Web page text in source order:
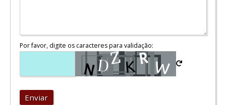
Por favor, digite os caracteres para validação:
Enviar